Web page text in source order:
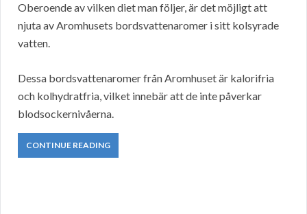
Oberoende av vilken diet man följer, är det möjligt att
njuta av Aromhusets bordsvattenaromer i sitt kolsyrade
vatten.
Dessa bordsvattenaromer från Aromhuset är kalorifria
och kolhydratfria, vilket innebär att de inte påverkar
blodsockernivåerna.
CONTINUE READING